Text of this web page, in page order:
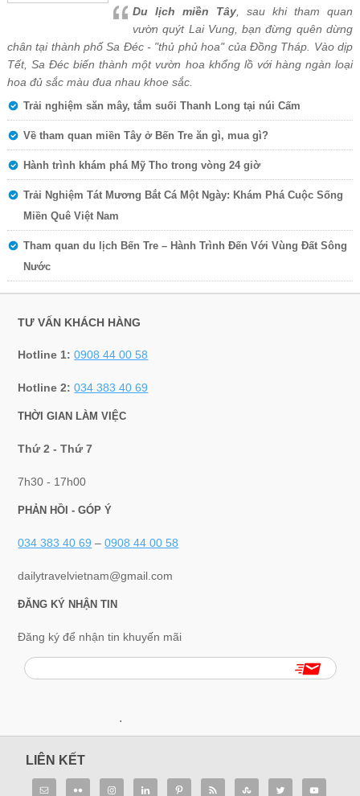
Du lịch miền Tây , sau khi tham quan
vườn quýt Lai Vung, bạn đừng quên dừng
chân tại thành phố Sa Đéc - "thủ phủ hoa" của Đồng Tháp. Vào dịp
Tết, Sa Đéc biến thành một vườn hoa khổng lồ với hàng ngàn loại
hoa đủ sắc màu đua nhau khoe sắc.
Trải nghiệm săn mây, tắm suối Thanh Long tại núi Cấm
Về tham quan miền Tây ở Bến Tre ăn gì, mua gì?
Hành trình khám phá Mỹ Tho trong vòng 24 giờ
Trải Nghiệm Tát Mương Bắt Cá Một Ngày: Khám Phá Cuộc Sống
Miền Quê Việt Nam
Tham quan du lịch Bến Tre – Hành Trình Đến Với Vùng Đất Sông
Nước
TƯ VẤN KHÁCH HÀNG
Hotline 1:0908 44 00 58
Hotline 2:034 383 40 69
THỜI GIAN LÀM VIỆC
Thứ 2 - Thứ 7
7h30 - 17h00
PHẢN HỒI - GÓP Ý
034 383 40 69 –0908 44 00 58
dailytravelvietnam@gmail.com
ĐĂNG KÝ NHẬN TIN
Đăng ký để nhận tin khuyến mãi
.
LIÊN KẾT